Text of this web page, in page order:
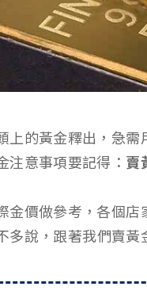
上的黃金釋出，急
意事項要記得： 賣
價做參考，各個
多說，跟著我們賣黃